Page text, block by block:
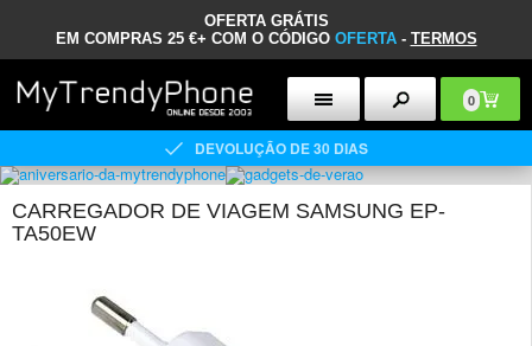
OFERTA GRÁTIS
EM COMPRAS 25 €+ COM O CÓDIGO OFERTA- TERMOS
0
DEVOLUÇÃO DE 30 DIAS
CARREGADOR DE VIAGEM SAMSUNG EP-
TA50EW